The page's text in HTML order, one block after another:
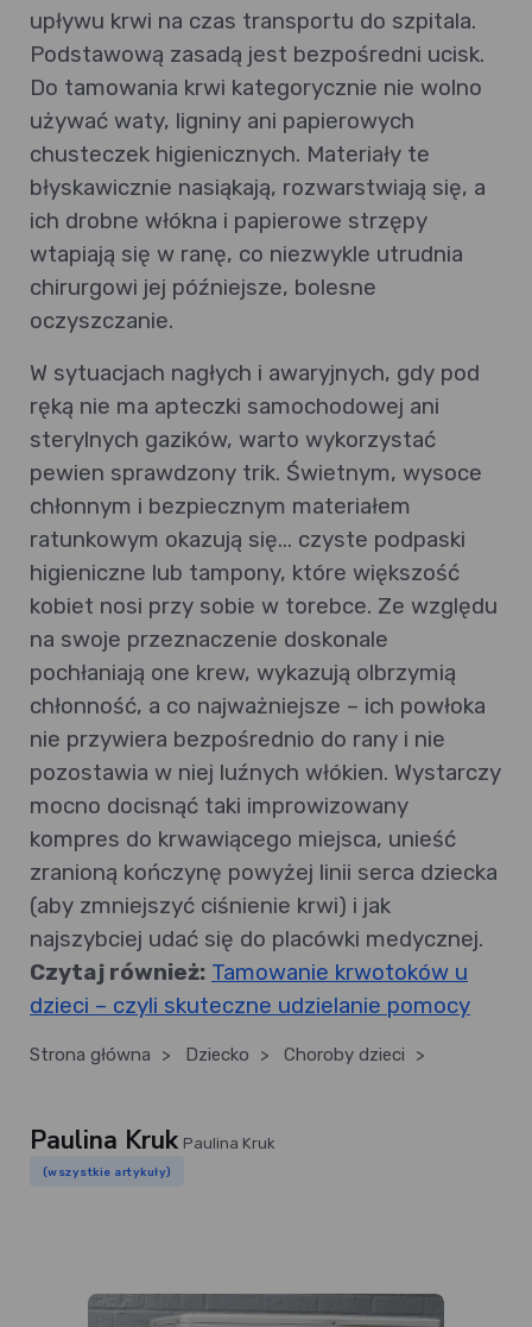
upływu krwi na czas transportu do szpitala.
Podstawową zasadą jest bezpośredni ucisk.
Do tamowania krwi kategorycznie nie wolno
używać waty, ligniny ani papierowych
chusteczek higienicznych. Materiały te
błyskawicznie nasiąkają, rozwarstwiają się, a
ich drobne włókna i papierowe strzępy
wtapiają się w ranę, co niezwykle utrudnia
chirurgowi jej późniejsze, bolesne
oczyszczanie.
W sytuacjach nagłych i awaryjnych, gdy pod
ręką nie ma apteczki samochodowej ani
sterylnych gazików, warto wykorzystać
pewien sprawdzony trik. Świetnym, wysoce
chłonnym i bezpiecznym materiałem
ratunkowym okazują się... czyste podpaski
higieniczne lub tampony, które większość
kobiet nosi przy sobie w torebce. Ze względu
na swoje przeznaczenie doskonale
pochłaniają one krew, wykazują olbrzymią
chłonność, a co najważniejsze – ich powłoka
nie przywiera bezpośrednio do rany i nie
pozostawia w niej luźnych włókien. Wystarczy
mocno docisnąć taki improwizowany
kompres do krwawiącego miejsca, unieść
zranioną kończynę powyżej linii serca dziecka
(aby zmniejszyć ciśnienie krwi) i jak
najszybciej udać się do placówki medycznej.
Czytaj również: Tamowanie krwotoków u
dzieci – czyli skuteczne udzielanie pomocy
Strona główna > Dziecko > Choroby dzieci >
Paulina Kruk Paulina Kruk
(wszystkie artykuły)